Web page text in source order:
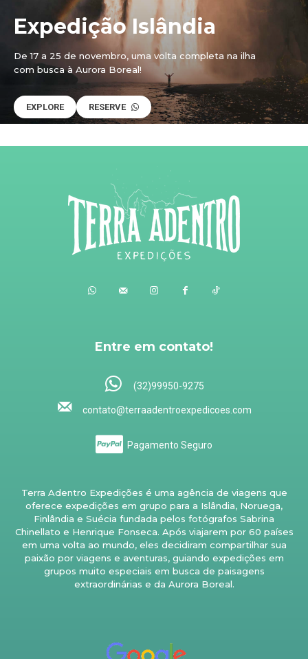
Expedição Islândia
De 17 a 25 de novembro, uma volta completa na ilha
com busca à Aurora Boreal!
EXPLORE RESERVE
Entre em contato!
(32)99950-9275
contato@terraadentroexpedicoes.com
Pagamento Seguro
Terra Adentro Expedições é uma agência de viagens que
oferece expedições em grupo para a Islândia, Noruega,
Finlândia e Suécia fundada pelos fotógrafos Sabrina
Chinellato e Henrique Fonseca. Após viajarem por 60 países
em uma volta ao mundo, eles decidiram compartilhar sua
paixão por viagens e aventuras, guiando expedições em
grupos muito especiais em busca de paisagens
extraordinárias e da Aurora Boreal.